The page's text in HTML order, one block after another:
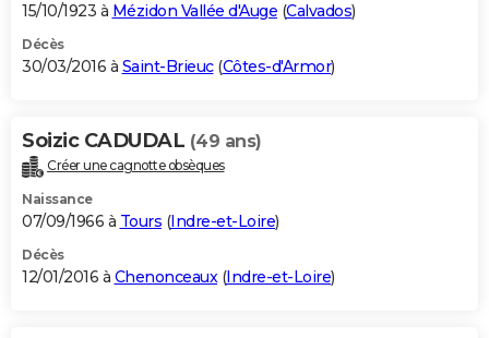
15/10/1923 à Mézidon Vallée d'Auge (Calvados)
Décès
30/03/2016 à Saint-Brieuc(Côtes-d'Armor)
Soizic CADUDAL (49 ans)
Créer une cagnotte obsèques
Naissance
07/09/1966 à Tours (Indre-et-Loire)
Décès
12/01/2016 à Chenonceaux(Indre-et-Loire)